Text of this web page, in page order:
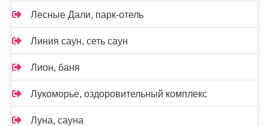
Лесные Дали, парк-отель
Линия саун, сеть саун
Лион, баня
Лукоморье, оздоровительный комплекс
Луна, сауна